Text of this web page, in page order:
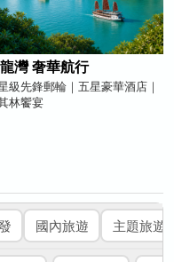
灣 奢華航行
級先鋒郵輪｜五星豪華酒店｜
林饗宴
國內旅遊 主題旅遊